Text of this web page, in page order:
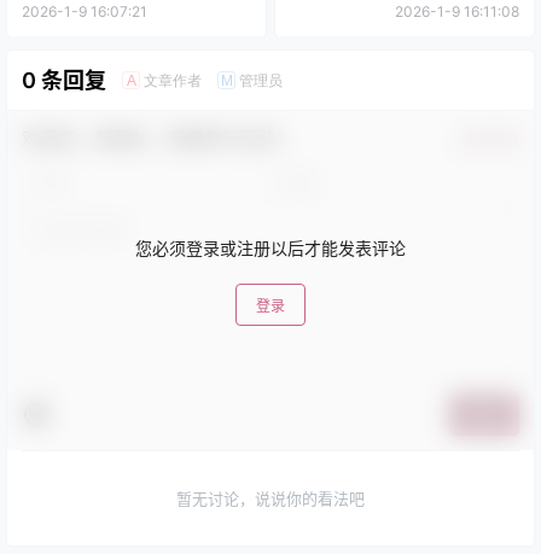
2026-1-9 16:07:21 2026-1-9 16:11:08
0 条回复 A 文章作者 M 管理员
您必须登录或注册以后才能发表评论
登录
暂无讨论，说说你的看法吧